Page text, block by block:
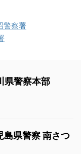
警察署
警察本部
県警察 南さつ